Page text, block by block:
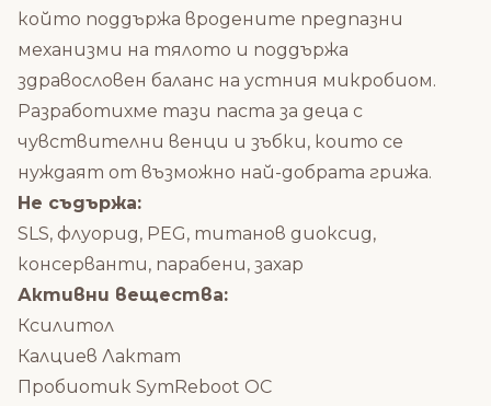
който поддържа вродените предпазни
механизми на тялото и поддържа
здравословен баланс на устния микробиом.
Разработихме тази паста за деца с
чувствителни венци и зъбки, които се
нуждаят от възможно най-добрата грижа.
Не съдържа:
SLS, флуорид, PEG, титанов диоксид,
консерванти, парабени, захар
Активни вещества:
Ксилитол
Калциев Лактат
Пробиотик SymReboot OC